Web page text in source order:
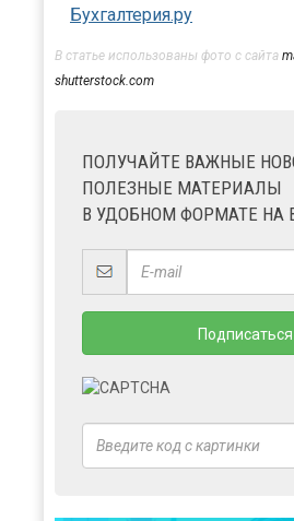
Бухгалтерия.ру
В статье использованы фото с сайта
shutterstock.com
ПОЛУЧАЙТЕ ВАЖНЫЕ
ПОЛЕЗНЫЕ МАТЕРИАЛЫ
В УДОБНОМ ФОРМАТЕ НА